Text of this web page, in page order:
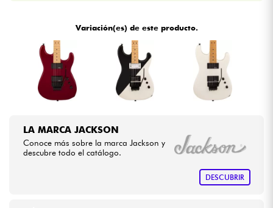
Variación(es) de este producto.
LA MARCA JACKSON
Conoce más sobre la marca Jackson y
descubre todo el catálogo.
DESCUBRIR